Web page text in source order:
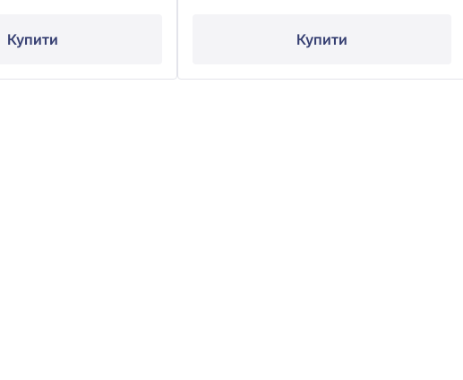
Купити Купити